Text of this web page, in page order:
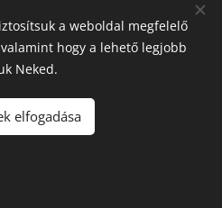
Szimfonikus Zenekar
nyilatkozat
a weboldal megfelelő
hogy a lehető legjobb
Neked.
elfogadása